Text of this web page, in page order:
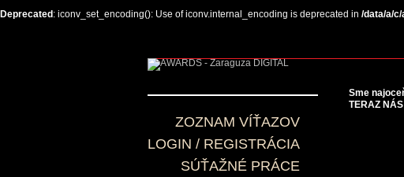
Deprecated : iconv_set_encoding(): Use of iconv.internal_encoding is deprecated in /data/a/
ZOZNAM VÍŤAZOV
LOGIN / REGISTRÁCIA
SÚŤAŽNÉ PRÁCE
Sme
TERAZ